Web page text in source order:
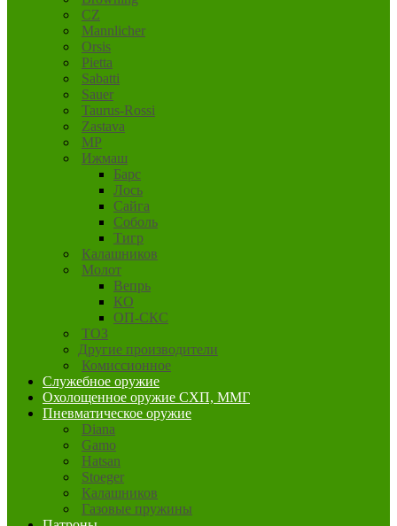
CZ
Mannlicher
Orsis
Pietta
Sabatti
Sauer
Taurus-Rossi
Zastava
MP
Ижмаш
Барс
Лось
Сайга
Соболь
Тигр
Калашников
Молот
Вепрь
КО
ОП-СКС
ТОЗ
Другие производители
Комиссионное
Служебное оружие
Охолощенное оружие СХП, ММГ
Пневматическое оружие
Diana
Gamo
Hatsan
Stoeger
Калашников
Газовые пружины